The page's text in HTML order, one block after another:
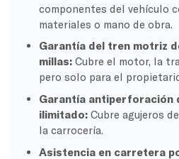
componentes del vehículo
materiales o mano de obra.
Garantía del tren motriz
millas: Cubre el motor, la
pero solo para el
Garantía antiperforación
ilimitado: Cubre agujeros
la carrocería.
Asistencia en carretera